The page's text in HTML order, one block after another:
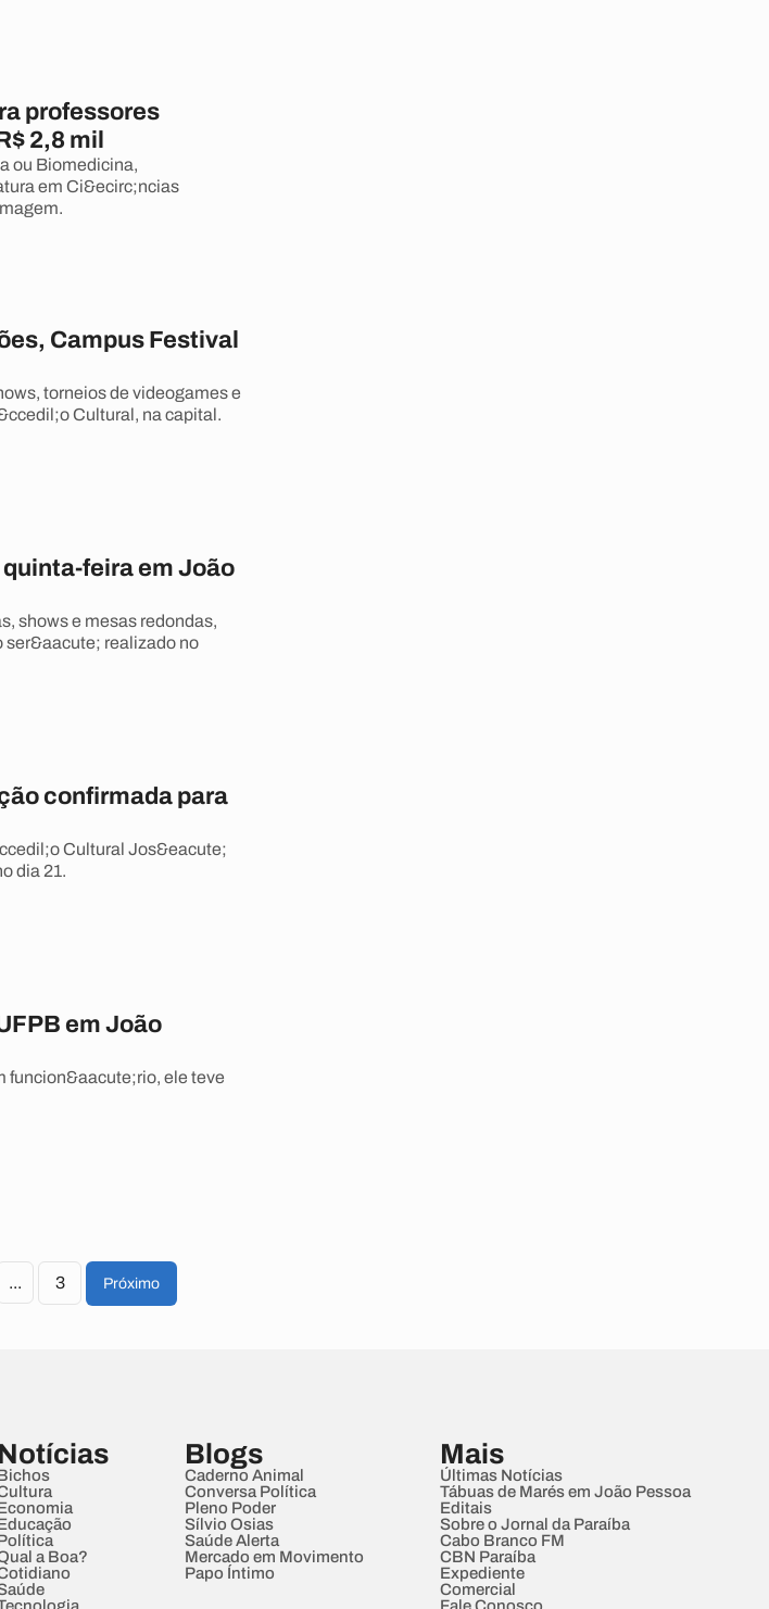
professores
2,8 mil
ou Biomedicina,
em Ci&ecirc;ncias
Campus Festival
torneios de videogames e
Cultural, na capital.
feira em João
shows e mesas redondas,
ser&aacute; realizado no
confirmada para
Cultural Jos&eacute;
dia 21.
em João
funcion&aacute;rio, ele teve
... 3 Próximo
Notícias
a Boa?
Blogs
Caderno Animal
Conversa Política
Pleno Poder
Sílvio Osias
Saúde Alerta
Mercado em Movimento
Papo Íntimo
Mais
Últimas Notícias
Tábuas de Marés em João Pessoa
Editais
Sobre o Jornal da Paraíba
Cabo Branco FM
CBN Paraíba
Expediente
Comercial